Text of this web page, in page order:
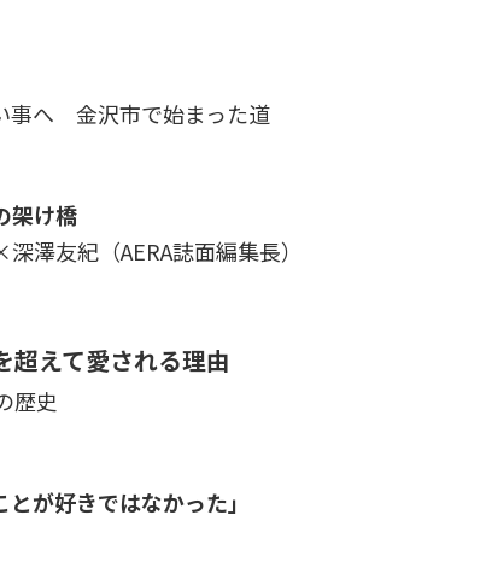
事へ 金沢市で始まった道
架け橋
澤友紀（AERA誌面編集長）
超えて愛される理由
歴史
が好きではなかった」